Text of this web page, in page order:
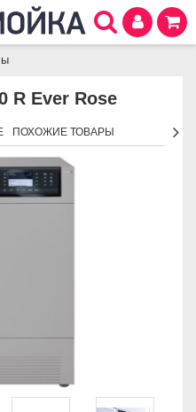
R Ever Rose
ПОХОЖИЕ ТОВАРЫ